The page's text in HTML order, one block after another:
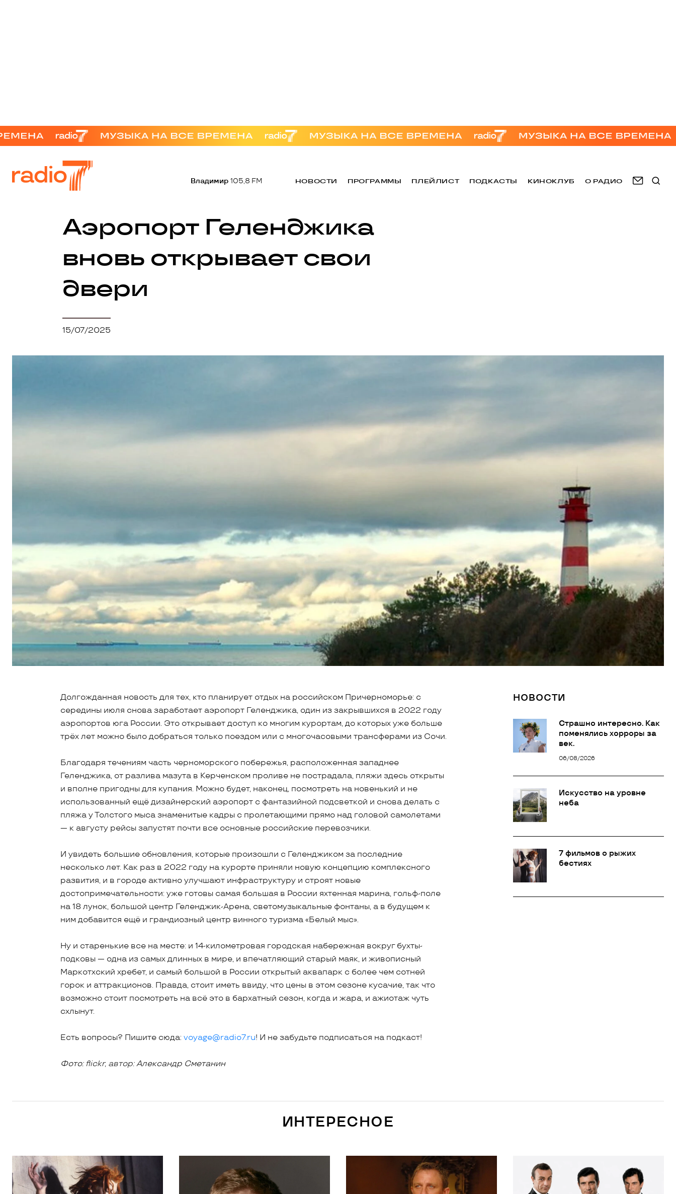
Владимир 105,8 FM НОВОСТИ ПРОГРАММЫ ПЛЕЙЛИСТ ПОДКАСТЫ КИНОКЛУБ О РАДИО
Аэропорт Геленджика
вновь открывает свои
двери
15/07/2025
Долгожданная новость для тех, кто планирует отдых на российском Причерноморье: с
середины июля снова заработает аэропорт Геленджика, один из закрывшихся в 2022 году
аэропортов юга России. Это открывает доступ ко многим курортам, до которых уже больше
трёх лет можно было добраться только поездом или с многочасовыми трансферами из Сочи.
Благодаря течениям часть черноморского побережья, расположенная западнее
Геленджика, от разлива мазута в Керченском проливе не пострадала, пляжи здесь открыты
и вполне пригодны для купания. Можно будет, наконец, посмотреть на новенький и не
использованный ещё дизайнерский аэропорт с фантазийной подсветкой и снова делать с
пляжа у Толстого мыса знаменитые кадры с пролетающими прямо над головой самолетами
— к августу рейсы запустят почти все основные российские перевозчики.
И увидеть большие обновления, которые произошли с Геленджиком за последние
несколько лет. Как раз в 2022 году на курорте приняли новую концепцию комплексного
развития, и в городе активно улучшают инфраструктуру и строят новые
достопримечательности: уже готовы самая большая в России яхтенная марина, гольф-поле
на 18 лунок, большой центр Геленджик-Арена, светомузыкальные фонтаны, а в будущем к
ним добавится ещё и грандиозный центр винного туризма «Белый мыс».
Ну и старенькие все на месте: и 14-километровая городская набережная вокруг бухты-
подковы — одна из самых длинных в мире, и впечатляющий старый маяк, и живописный
Маркотхский хребет, и самый большой в России открытый аквапарк с более чем сотней
горок и аттракционов. Правда, стоит иметь ввиду, что цены в этом сезоне кусачие, так что
возможно стоит посмотреть на всё это в бархатный сезон, когда и жара, и ажиотаж чуть
схлынут.
Есть вопросы? Пишите сюда:voyage@radio7.ru! И не забудьте подписаться на подкаст!
Фото: flickr, автор:Александр Сметанин
НОВОСТИ
Страшно интересно. Как
поменялись хорроры за
век.
06/08/2026
Искусство на уровне
неба
7 фильмов о рыжих
бестиях
ИНТЕРЕСНОЕ